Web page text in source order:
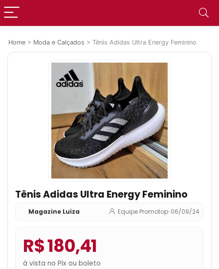
Home > Moda e Calçados > Tênis Adidas Ultra Energy Feminino
Tênis Adidas Ultra Energy Feminino
Magazine Luiza Equipe Promotop•06/09/24
R$ 180,41
à vista no Pix ou boleto